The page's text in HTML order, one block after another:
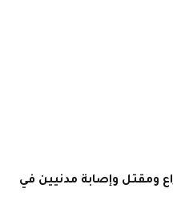
ومقتل وإصابة مدنيين في